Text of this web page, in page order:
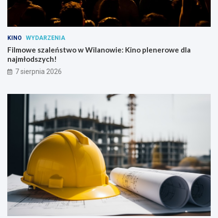
KINO WYDARZENIA
Filmowe szaleństwo w Wilanowie: Kino plenerowe dla
najmłodszych!
7 sierpnia 2026